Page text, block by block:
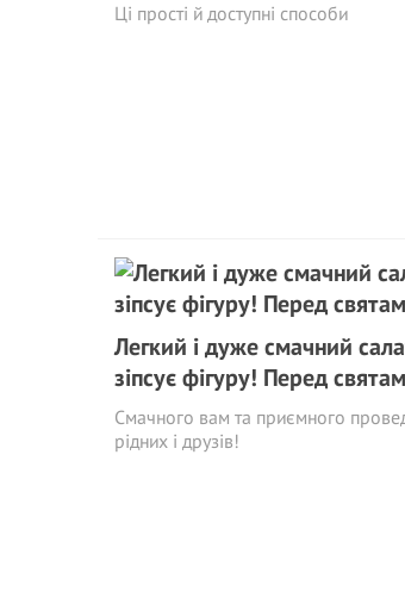
Ці прості й доступні способи
Легкий і дуже смачний
зіпсує фігуру! Перед
Смачного вам та приємного
рідних і друзів!